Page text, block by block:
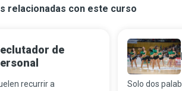
relacionadas con este curso
de
recurrir a
Solo dos